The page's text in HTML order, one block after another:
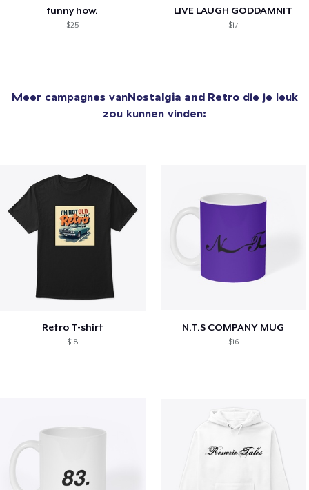
funny how.
$25
LIVE LAUGH GODDAMNIT
$17
Meer campagnes vanNostalgia and Retrodie je leuk
zou kunnen vinden:
Retro T-shirt
$18
N.T.S COMPANY MUG
$16